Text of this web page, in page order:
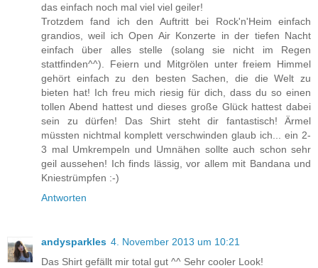
das einfach noch mal viel viel geiler!
Trotzdem fand ich den Auftritt bei Rock'n'Heim einfach
grandios, weil ich Open Air Konzerte in der tiefen Nacht
einfach über alles stelle (solang sie nicht im Regen
stattfinden^^). Feiern und Mitgrölen unter freiem Himmel
gehört einfach zu den besten Sachen, die die Welt zu
bieten hat! Ich freu mich riesig für dich, dass du so einen
tollen Abend hattest und dieses große Glück hattest dabei
sein zu dürfen! Das Shirt steht dir fantastisch! Ärmel
müssten nichtmal komplett verschwinden glaub ich... ein 2-
3 mal Umkrempeln und Umnähen sollte auch schon sehr
geil aussehen! Ich finds lässig, vor allem mit Bandana und
Kniestrümpfen :-)
Antworten
andysparkles 4. November 2013 um 10:21
Das Shirt gefällt mir total gut ^^ Sehr cooler Look!